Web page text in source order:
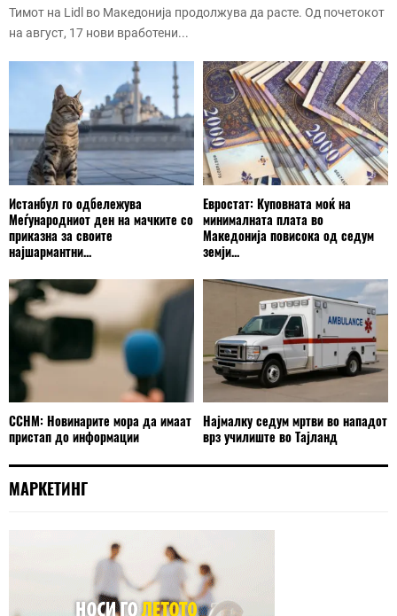
Тимот на Lidl во Македонија продолжува да расте. Од почетокот
на август, 17 нови вработени...
Истанбул го одбележува
Меѓународниот ден на мачките со
приказна за своите
најшармантни...
Евростат: Куповната моќ на
минималната плата во
Македонија повисока од седум
земји...
ССНМ: Новинарите мора да имаат
пристап до информации
Најмалку седум мртви во нападот
врз училиште во Тајланд
МАРКЕТИНГ